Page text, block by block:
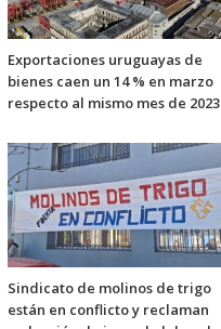
Exportaciones uruguayas de
bienes caen un 14 % en marzo
respecto al mismo mes de 2023
Sindicato de molinos de trigo
están en conflicto y reclaman